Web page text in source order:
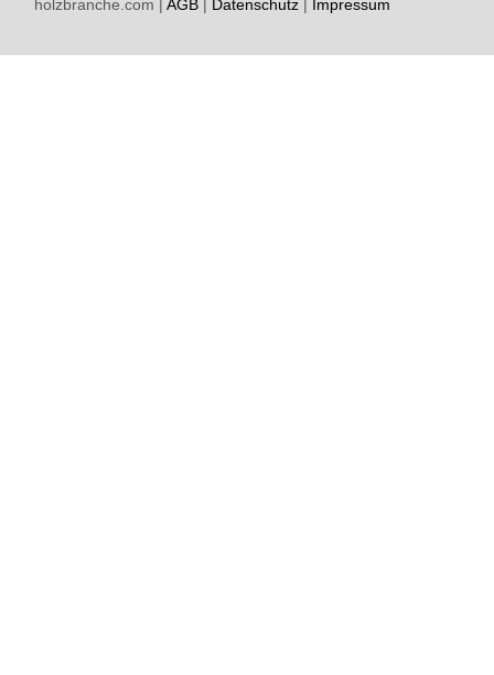
holzbranche.com |AGB | Datenschutz | Impressum